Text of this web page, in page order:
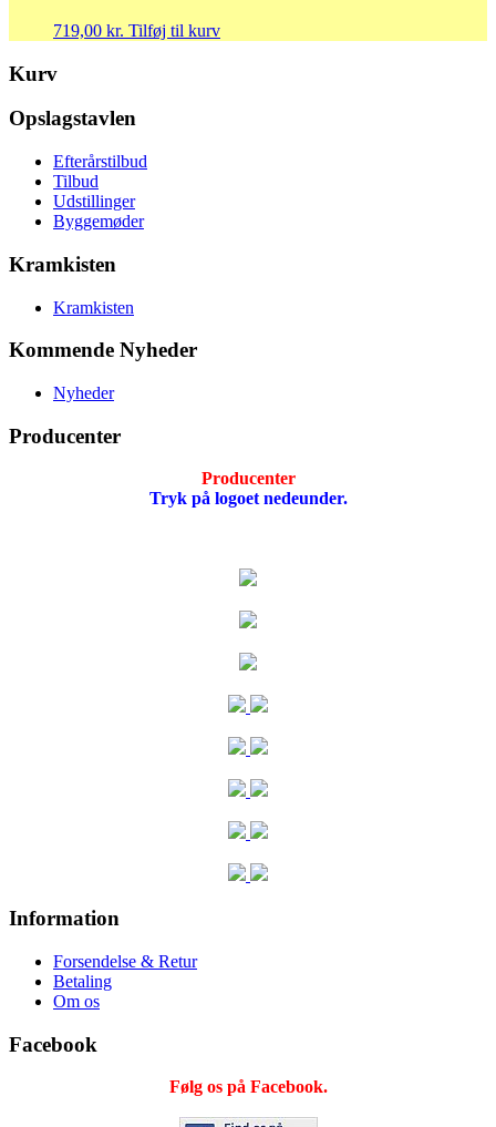
719,00 kr. Tilføj til kurv
Kurv
Opslagstavlen
Efterårstilbud
Tilbud
Udstillinger
Byggemøder
Kramkisten
Kramkisten
Kommende Nyheder
Nyheder
Producenter
Producenter
Tryk på logoet nedeunder.
Information
Forsendelse & Retur
Betaling
Om os
Facebook
Følg os på Facebook.